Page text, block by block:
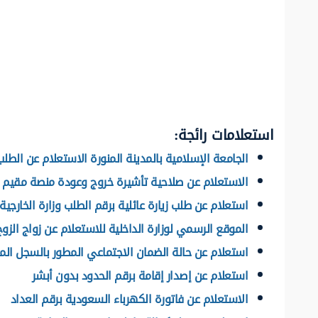
استعلامات رائجة:
الجامعة الإسلامية بالمدينة المنورة الاستعلام عن
الاستعلام عن صلاحية تأشيرة خروج وعودة منصة مقيم
استعلام عن طلب زيارة عائلية برقم الطلب وزارة الخارجية
الموقع الرسمي لوزارة الداخلية للاستعلام عن زواج
استعلام عن حالة الضمان الاجتماعي المطور بالسجل
استعلام عن إصدار إقامة برقم الحدود بدون أبشر
الاستعلام عن فاتورة الكهرباء السعودية برقم العداد